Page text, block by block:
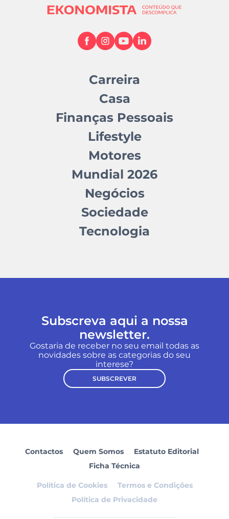
Carreira
Casa
Finanças Pessoais
Lifestyle
Motores
Mundial 2026
Negócios
Sociedade
Tecnologia
Subscreva aqui a nossa
newsletter.
Gostaria de receber no seu email todas as
novidades sobre as categorias do seu
interese?
SUBSCREVER
Contactos Quem Somos
Estatuto Editorial
Ficha Técnica
Política de Cookies
Termos e Condições
Política de Privacidade